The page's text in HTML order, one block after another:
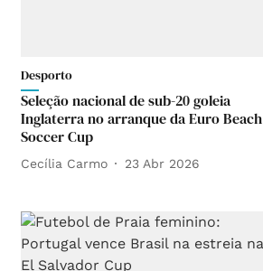
Desporto
Seleção nacional de sub-20 goleia
Inglaterra no arranque da Euro Beach
Soccer Cup
Cecília Carmo 23 Abr 2026